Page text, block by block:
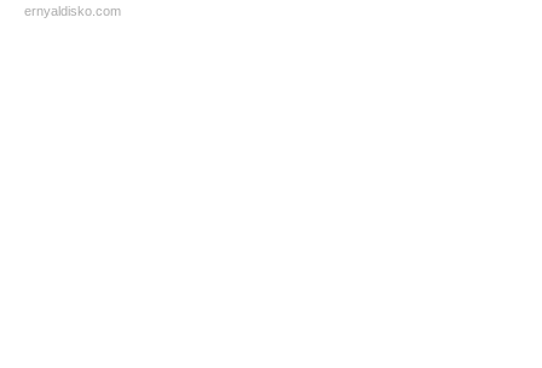
ernyaldisko.com